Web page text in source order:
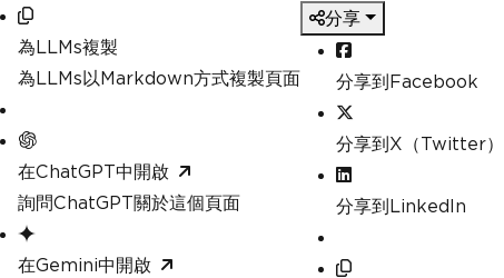
為LLMs複製
為LLMs以Markdown方式複製頁面
在ChatGPT中開啟
詢問ChatGPT關於這個頁面
在Gemini中開啟
分享
分享到Facebook
分享到X（Twitter）
分享到LinkedIn